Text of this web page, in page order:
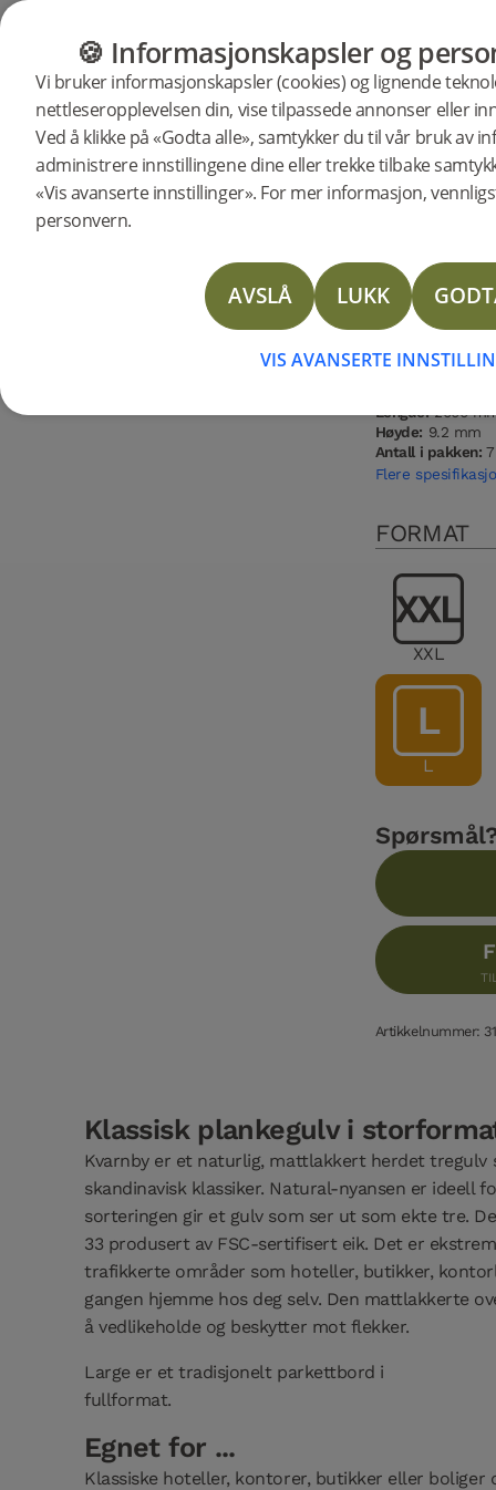
GULV MØBLER
🍪 Informasjonskapsler og
Vi bruker informasjonskapsler (cookies) og lignende
nettleseropplevelsen din, vise tilpassede annonser eller
Ved å klikke på «Godta alle», samtykker du til vår bruk av
administrere innstillingene dine eller trekke tilbake
«Vis avanserte innstillinger». For mer informasjon,
personvern.
AVSLÅ LUKK
VIS AVANSERTE
Produkter Gulv Woodura Planks
Woodura Planks KVARNBY 3.0
UTGÅENDE
Treslag
Eik
Type gulv:
Innfarging:
Lengde:2000
Høyde: 9.2 mm
Antall i pakken: 7
Flere
FORMAT
XXL
L
Artikkelnummer:
Klassisk plankegulv i
Kvarnby er et naturlig, mattlakkert herdet tregulv
skandinavisk klassiker. Natural-nyansen er ideell
sorteringen gir et gulv som ser ut som ekte tre.
33 produsert av FSC-sertifisert eik. Det er
trafikkerte områder som hoteller, butikker,
gangen hjemme hos deg selv. Den mattlakkerte
å vedlikeholde og beskytter mot flekker.
Large er et tradisjonelt parkettbord i
Egnet for ...
Klassiske hoteller, kontorer, butikker eller boliger